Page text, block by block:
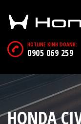
HOTLINE KINH DOANH:
0905 069 259
HONDA